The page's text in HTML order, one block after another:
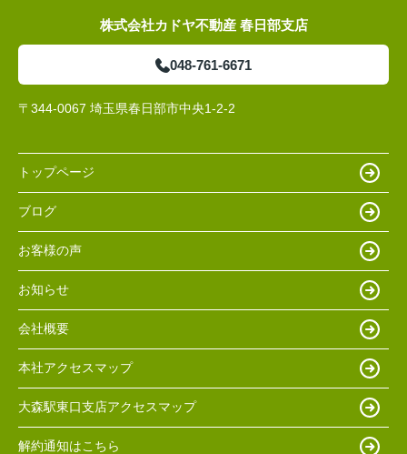
株式会社カドヤ不動産 春日部支店
048-761-6671
〒344-0067 埼玉県春日部市中央1-2-2
トップページ
ブログ
お客様の声
お知らせ
会社概要
本社アクセスマップ
大森駅東口支店アクセスマップ
解約通知はこちら